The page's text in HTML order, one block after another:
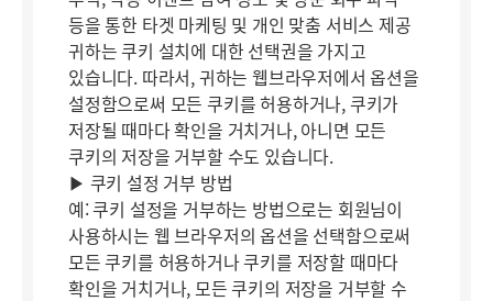
등을 통한 타겟 마케팅 및 개인 맞춤 서비스 제공
귀하는 쿠키 설치에 대한 선택권을 가지고
있습니다. 따라서, 귀하는 웹브라우저에서 옵션을
설정함으로써 모든 쿠키를 허용하거나, 쿠키가
저장될 때마다 확인을 거치거나, 아니면 모든
쿠키의 저장을 거부할 수도 있습니다.
▶ 쿠키 설정 거부 방법
예: 쿠키 설정을 거부하는 방법으로는 회원님이
사용하시는 웹 브라우저의 옵션을 선택함으로써
모든 쿠키를 허용하거나 쿠키를 저장할 때마다
확인을 거치거나, 모든 쿠키의 저장을 거부할 수